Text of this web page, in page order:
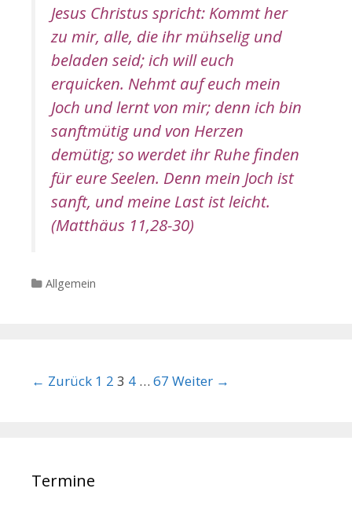
Jesus Christus spricht: Kommt her
zu mir, alle, die ihr mühselig und
beladen seid; ich will euch
erquicken. Nehmt auf euch mein
Joch und lernt von mir; denn ich bin
sanftmütig und von Herzen
demütig; so werdet ihrRuhe finden
für eure Seelen. Denn mein Joch ist
sanft, und meine Last ist leicht.
(Matthäus 11,28-30)
Kategorien
Allgemein
Beitrags-Navigation
← Zurück 1 2 3 4 … 67 Weiter →
Termine